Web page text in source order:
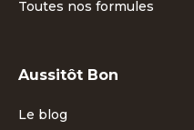
Toutes nos formules
Aussitôt Bon
Le blog